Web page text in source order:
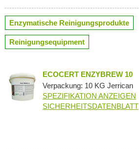
Enzymatische Reinigungsprodukte
Reinigungsequipment
ECOCERT ENZYBREW 10
Verpackung: 10 KG Jerrican
SPEZIFIKATION ANZEIGEN
SICHERHEITSDATENBLATT